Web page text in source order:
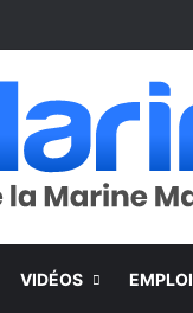
VIDÉOS EMPLOI